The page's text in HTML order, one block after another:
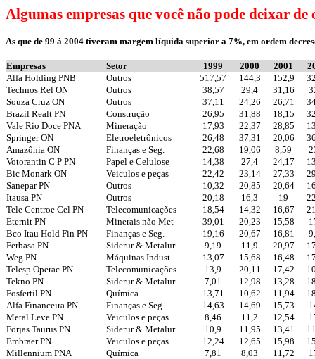
Algumas empresas que você não pode deixar de
As que de 99 á 2004 tiveram margem líquida superior a 7%, em ordem
Empresas Setor 1999 2000 2001
Alfa Holding PNB
Outros 517,57 144,3 152,9
Technos Rel ON
Outros 38,57 29,4 31,16
Souza Cruz ON
Outros 37,11 24,26 26,71
Brazil Realt PN
Construção 26,95 31,88 18,15
Vale Rio Doce PNA
Mineração 17,93 22,37 28,85
Springer ON
Eletroeletrônicos 26,48 37,31 20,06
Amazônia ON
Finanças e Seg. 22,68 19,06 8,59
Votorantin C P PN
Papel e Celulose 14,38 27,4 24,17
Bic Monark ON
Veiculos e peças 22,42 23,14 27,33
Sanepar PN
Outros 10,32 20,85 20,64
Itausa PN
Outros 20,18 16,3 19
Tele Centroe Cel PN
Telecomunicações 18,54 14,32 16,67
Eternit PN
Minerais não Met 39,01 20,23 15,58
Bco Itau Hold Fin PN
Finanças e Seg. 19,16 20,67 16,81
Ferbasa PN
Siderur & Metalur 9,19 11,9 20,97
Weg PN
Máquinas Indust 13,07 15,68 16,48
Telesp Operac PN
Telecomunicações 13,9 20,11 17,42
Tekno PN
Siderur & Metalur 7,01 12,98 13,28
Fosfertil PN
Química 13,71 10,62 11,94
Alfa Financeira PN
Finanças e Seg. 14,63 14,69 15,73
Metal Leve PN
Veiculos e peças 8,46 11,2 12,54
Forjas Taurus PN
Siderur & Metalur 10,9 11,95 13,41
Embraer PN
Veiculos e peças 12,24 12,65 15,98
Millennium PNA
Química 7,81 8,03 11,72